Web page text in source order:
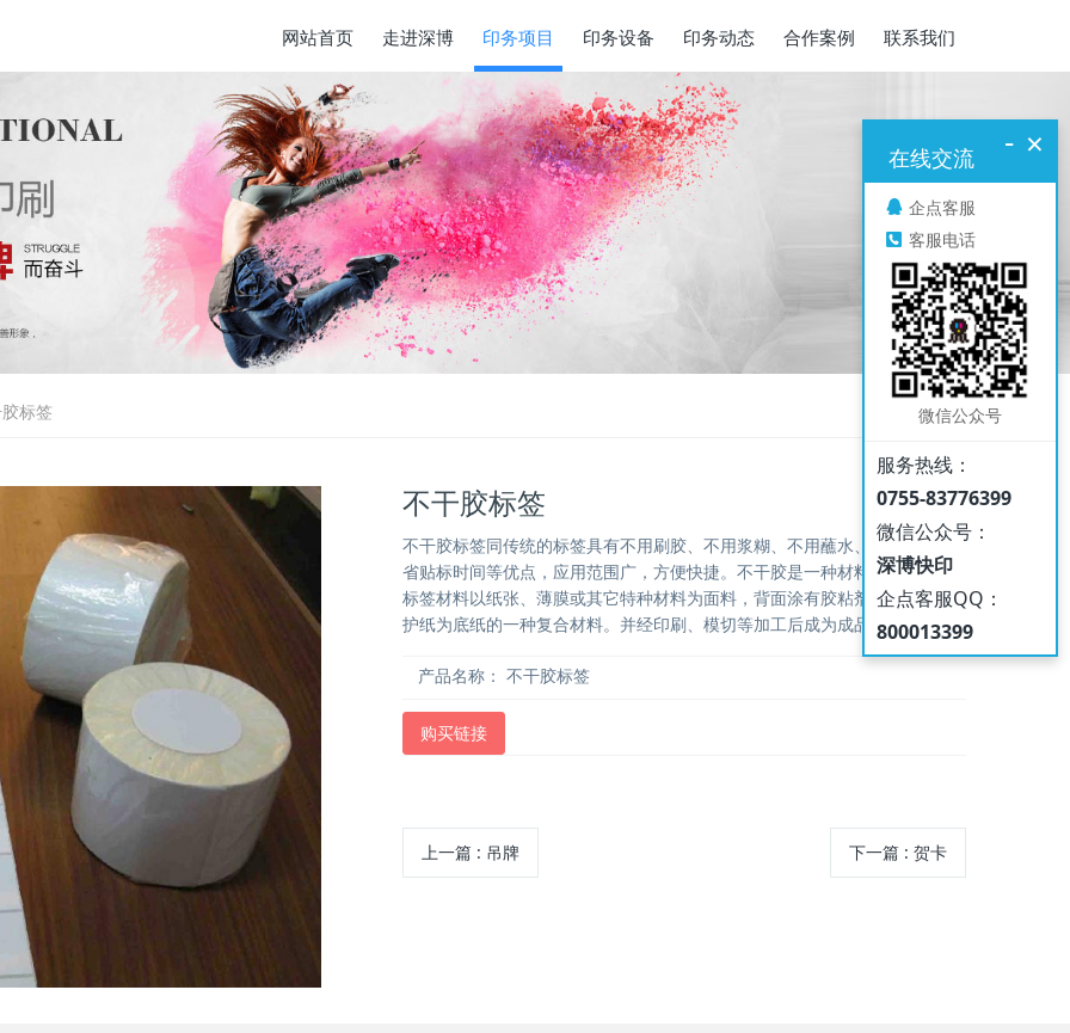
网站首页 走进深博 印务项目 印务设备 印务动态 合作案例 联系我们
标签
不干胶标签
不干胶标签同传统的标签具有不用刷胶、不用浆糊、不用蘸水、无污染、节
省贴标时间等优点，应用范围广，方便快捷。不干胶是一种材料，也叫自粘
标签材料以纸张、薄膜或其它特种材料为面料，背面涂有胶粘剂，以涂硅保
护纸为底纸的一种复合材料。并经印刷、模切等加工后成为成品标签。
产品名称： 不干胶标签
购买链接
上一篇 : 吊牌 下一篇 : 贺卡
×
-
在线交流
企点客服
客服电话
微信公众号
服务热线：
0755-83776399
微信公众号：
深博快印
企点客服QQ：
800013399